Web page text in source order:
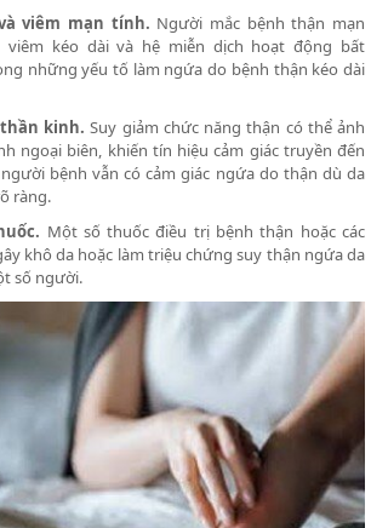
viêm mạn tính. Người mắc bệnh thận mạn
kéo dài và hệ miễn dịch hoạt động bất
những yếu tố làm ngứa do bệnh thận kéo dài
thần kinh.Suy giảm chức năng thận có thể ảnh
ngoại biên, khiến tín hiệu cảm giác truyền đến
bệnh vẫn có cảm giác ngứa do thận dù da
ràng.
Một số thuốc điều trị bệnh thận hoặc các
khô da hoặc làm triệu chứng suy thận ngứa da
số người.